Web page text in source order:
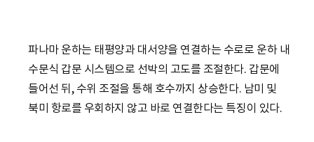
파나마 운하는 태평양과 대서양을 연결하는 수로로 운하 내
수문식 갑문 시스템으로 선박의 고도를 조절한다. 갑문에
들어선 뒤, 수위 조절을 통해 호수까지 상승한다. 남미 및
북미 항로를 우회하지 않고 바로 연결한다는 특징이 있다.